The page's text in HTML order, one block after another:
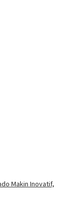
Makin Inovatif,